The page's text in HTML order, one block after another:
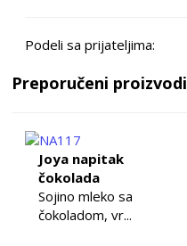
Podeli sa prijateljima:
Preporučeni proizvodi
Joya napitak
čokolada
Sojino mleko sa
čokoladom, vr...